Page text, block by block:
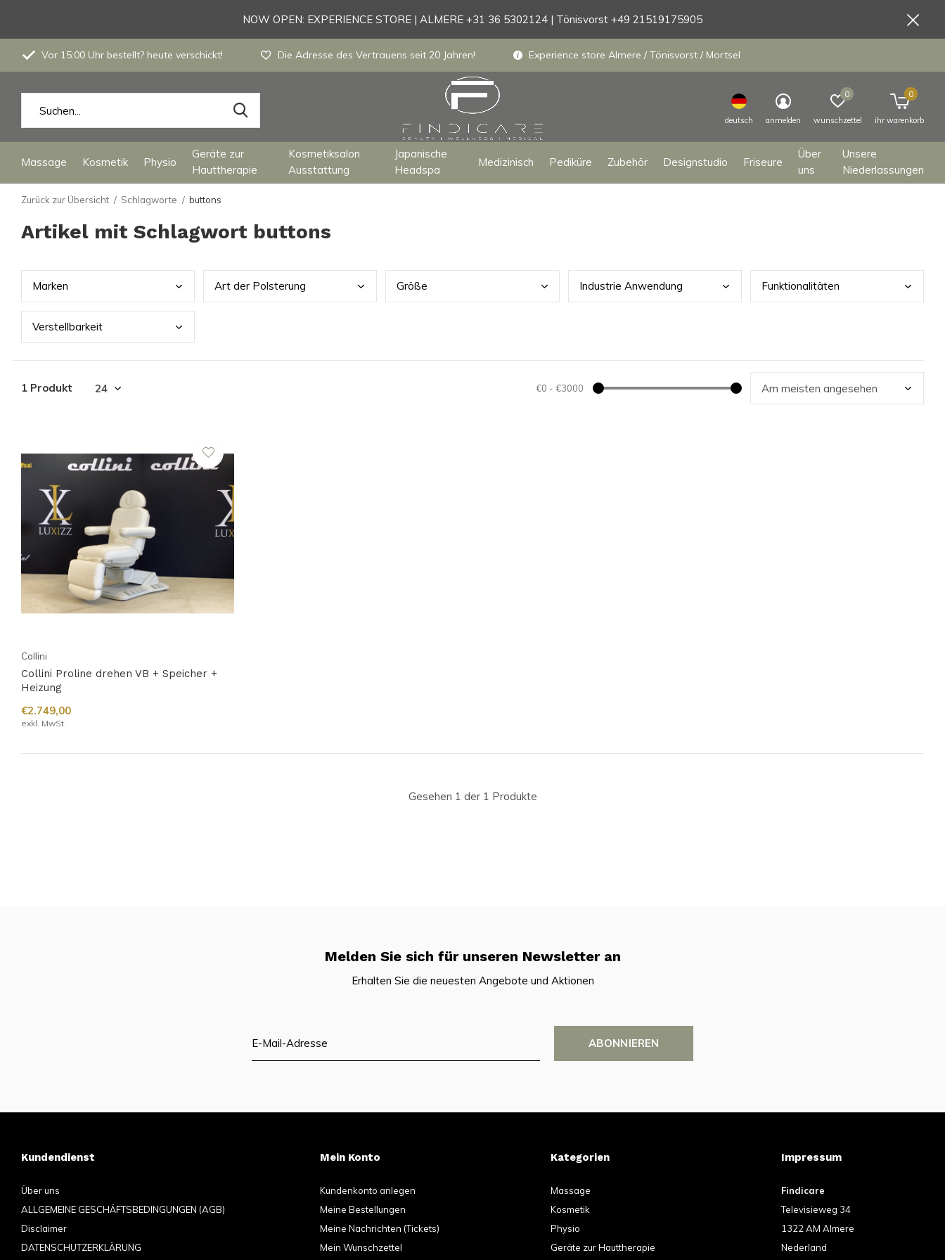
Massage Kosmetik Physio
Geräte zur
Hauttherapie
Kosmetiksalon
Ausstattung
Japanische
Headspa
Medizinisch Pediküre Zubehör Designstudio Friseure
Über
uns
Unsere
Niederlassungen
deutsch anmelden wunschzettel
0
ihr warenkorb
0
Vor 15:00 Uhr bestellt? heute verschickt! Die Adresse des Vertrauens seit 20 Jahren! Experience store Almere / Tönisvorst / Mortsel
NOW OPEN: EXPERIENCE STORE | ALMERE +31 36 5302124 | Tönisvorst +49 21519175905
Zurück zur Übersicht Schlagworte buttons
Artikel mit Schlagwort buttons
Marken Artder Polsterung Größe Industrie Anwendung Funktionalitäten
Verstellbarkeit
1 Produkt €0 - €3000
Collini
Collini Proline drehen VB + Speicher +
Heizung
€2.749,00
exkl. MwSt.
Gesehen 1 der 1 Produkte
Melden Sie sich für unseren Newsletter an
Erhalten Sie die neuesten Angebote und Aktionen
ABONNIEREN
Kundendienst
Über uns
ALLGEMEINE GESCHÄFTSBEDINGUNGEN (AGB)
Disclaimer
DATENSCHUTZERKLÄRUNG
Mein Konto
Kundenkonto anlegen
Meine Bestellungen
Meine Nachrichten (Tickets)
Mein Wunschzettel
Kategorien
Massage
Kosmetik
Physio
Geräte zur Hauttherapie
Impressum
Findicare
Televisieweg 34
1322 AM Almere
Nederland